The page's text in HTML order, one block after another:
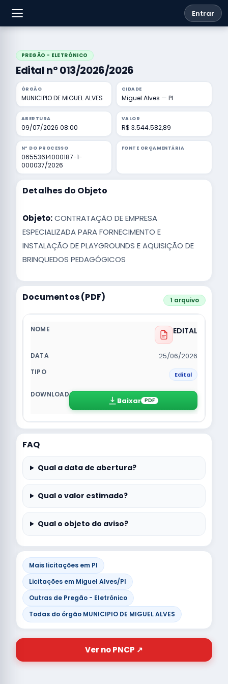
Entrar
PREGÃO - ELETRÔNICO
Edital nº 013/2026/2026
ÓRGÃO
MUNICIPIO DE MIGUEL ALVES
CIDADE
Miguel Alves — PI
ABERTURA
09/07/2026 08:00
VALOR
R$ 3.544.582,89
Nº DO PROCESSO
06553614000187-1-
000037/2026
FONTE ORÇAMENTÁRIA
Detalhes do Objeto
Objeto:CONTRATAÇÃO DE EMPRESA
ESPECIALIZADA PARA FORNECIMENTO E
INSTALAÇÃO DE PLAYGROUNDS E AQUISIÇÃO DE
BRINQUEDOS PEDAGÓGICOS
Documentos (PDF) 1 arquivo
EDITAL
25/06/2026
Edital
Baixar PDF
FAQ
Qual a data de abertura?
Qual o valor estimado?
Qual o objeto do aviso?
Mais licitações em PI
Licitações em Miguel Alves/PI
Outras de Pregão - Eletrônico
Todas do órgão MUNICIPIO DE MIGUEL ALVES
Ver no PNCP ↗